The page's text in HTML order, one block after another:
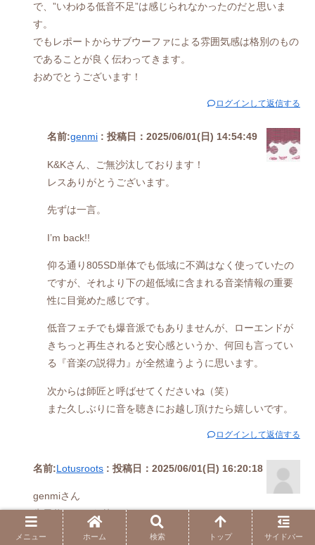
で、”いわゆる低音不足”は感じられなかったのだと思いま
す。
でもレポートからサブウーファによる雰囲気感は格別のもの
であることが良く伝わってきます。
おめでとうございます！
ログインして返信する
名前:genmi : 投稿日：2025/06/01(日) 14:54:49
K&Kさん、ご無沙汰しております！
レスありがとうございます。
先ずは一言。
I’m back!!
仰る通り805SD単体でも低域に不満はなく使っていたの
ですが、それより下の超低域に含まれる音楽情報の重要
性に目覚めた感じです。
低音フェチでも爆音派でもありませんが、ローエンドが
きちっと再生されると安心感というか、何回も言ってい
る『音楽の説得力』が全然違うように思います。
次からは師匠と呼ばせてくださいね（笑）
また久しぶりに音を聴きにお越し頂けたら嬉しいです。
ログインして返信する
名前:Lotusroots : 投稿日：2025/06/01(日) 16:20:18
genmiさん
先日仰っていた件ですね。
以前お聴かせいただいた際も特に低域不足には感じませんで
メニュー ホーム 検索 トップ サイドバー